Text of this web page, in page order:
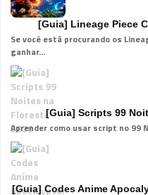
[Guia] Lineage Piece
Se você está procurando os
ganhar...
[Guia] Scripts 99
Aprender como usar script no 99
[Guia] Codes Anime